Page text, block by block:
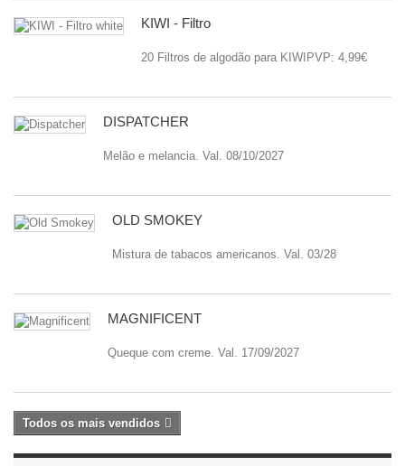
KIWI - Filtro
20 Filtros de algodão para KIWIPVP: 4,99€
DISPATCHER
Melão e melancia. Val. 08/10/2027
OLD SMOKEY
Mistura de tabacos americanos. Val. 03/28
MAGNIFICENT
Queque com creme. Val. 17/09/2027
Todos os mais vendidos